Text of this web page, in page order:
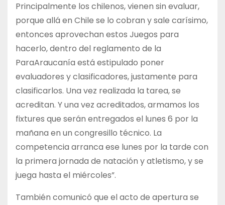
Principalmente los chilenos, vienen sin evaluar,
porque allá en Chile se lo cobran y sale carísimo,
entonces aprovechan estos Juegos para
hacerlo, dentro del reglamento de la
ParaAraucanía está estipulado poner
evaluadores y clasificadores, justamente para
clasificarlos. Una vez realizada la tarea, se
acreditan. Y una vez acreditados, armamos los
fixtures que serán entregados el lunes 6 por la
mañana en un congresillo técnico. La
competencia arranca ese lunes por la tarde con
la primera jornada de natación y atletismo, y se
juega hasta el miércoles”.
También comunicó que el acto de apertura se